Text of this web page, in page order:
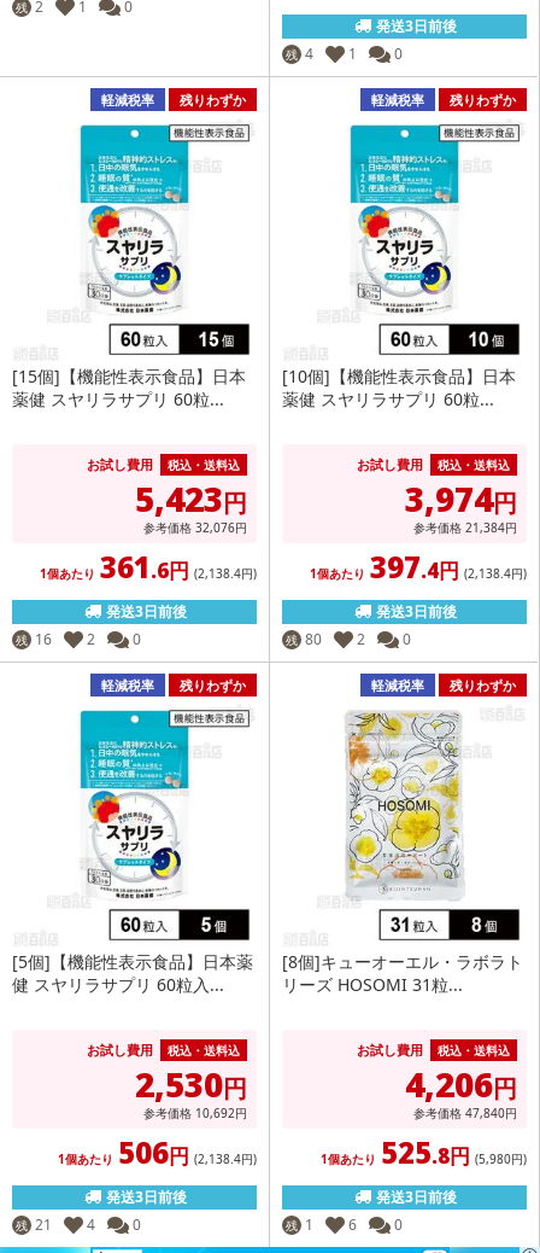
残 2 1 0
発送3日前後
残 4 1 0
軽減税率 残りわずか
[15個]【機能性表示食品】日本
薬健 スヤリラサプリ 60粒...
お試し費用 税込・送料込
5,423円
参考価格 32,076円
1個あたり 361.6円 (2,138.4円)
発送3日前後
残 16 2 0
軽減税率 残りわずか
[10個]【機能性表示食品】日本
薬健 スヤリラサプリ 60粒...
お試し費用 税込・送料込
3,974円
参考価格 21,384円
1個あたり 397.4円 (2,138.4円)
発送3日前後
残 80 2 0
軽減税率 残りわずか
[5個]【機能性表示食品】日本薬
健 スヤリラサプリ 60粒入...
お試し費用 税込・送料込
2,530円
参考価格 10,692円
1個あたり 506円 (2,138.4円)
発送3日前後
残 21 4 0
軽減税率 残りわずか
[8個]キューオーエル・ラボラト
リーズ HOSOMI 31粒...
お試し費用 税込・送料込
4,206円
参考価格 47,840円
1個あたり 525.8円 (5,980円)
発送3日前後
残 1 6 0